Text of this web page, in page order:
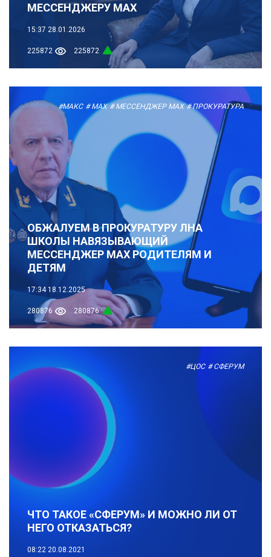
МЕССЕНДЖЕРУ MAX
15:37 28.01.2026
225872 225872
#МАКС # MAX # МЕССЕНДЖЕР MAX # ПРОКУРАТУРА
ОБЖАЛУЕМ В ПРОКУРАТУРУ ЛНА
ШКОЛЫ НАВЯЗЫВАЮЩИЙ
МЕССЕНДЖЕР MAX РОДИТЕЛЯМ И
ДЕТЯМ
17:34 18.12.2025
280876 280876
#ЦОС # СФЕРУМ
ЧТО ТАКОЕ «СФЕРУМ» И МОЖНО ЛИ ОТ
НЕГО ОТКАЗАТЬСЯ?
08:22 20.08.2021